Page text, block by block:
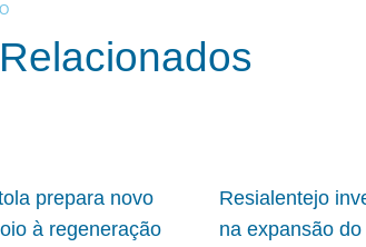
prepara novo
à regeneração
Resialentejo
na expansão